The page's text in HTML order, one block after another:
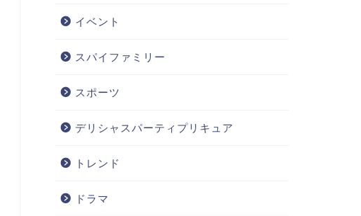
イベント
スパイファミリー
スポーツ
デリシャスパーティプリキュア
トレンド
ドラマ